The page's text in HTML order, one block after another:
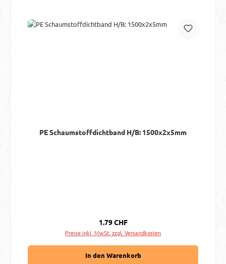
PE Schaumstoffdichtband H/B: 1500x2x5mm
Regulärer Preis:
1.79 CHF
Preise inkl. MwSt. zzgl. Versandkosten
In den Warenkorb